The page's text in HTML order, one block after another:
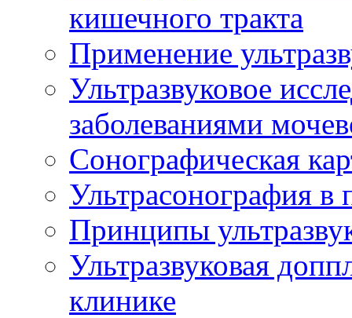
кишечного тракта
Применение
Ультразвуковое
заболеваниями
Сонографическая
Ультрасонография в
Принципы
Ультразвуковая
клинике